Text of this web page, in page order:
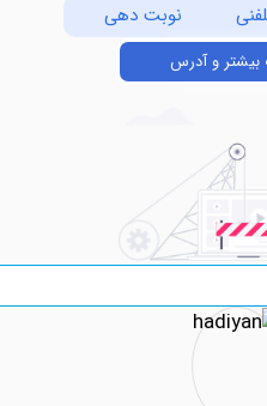
نوبت دهی
آدرس